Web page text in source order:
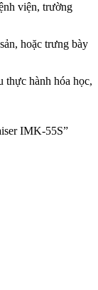
viện, trường
hoặc trưng bày
thực hành hóa học,
IMK-55S”